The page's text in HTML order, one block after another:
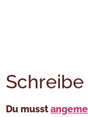
Du musst